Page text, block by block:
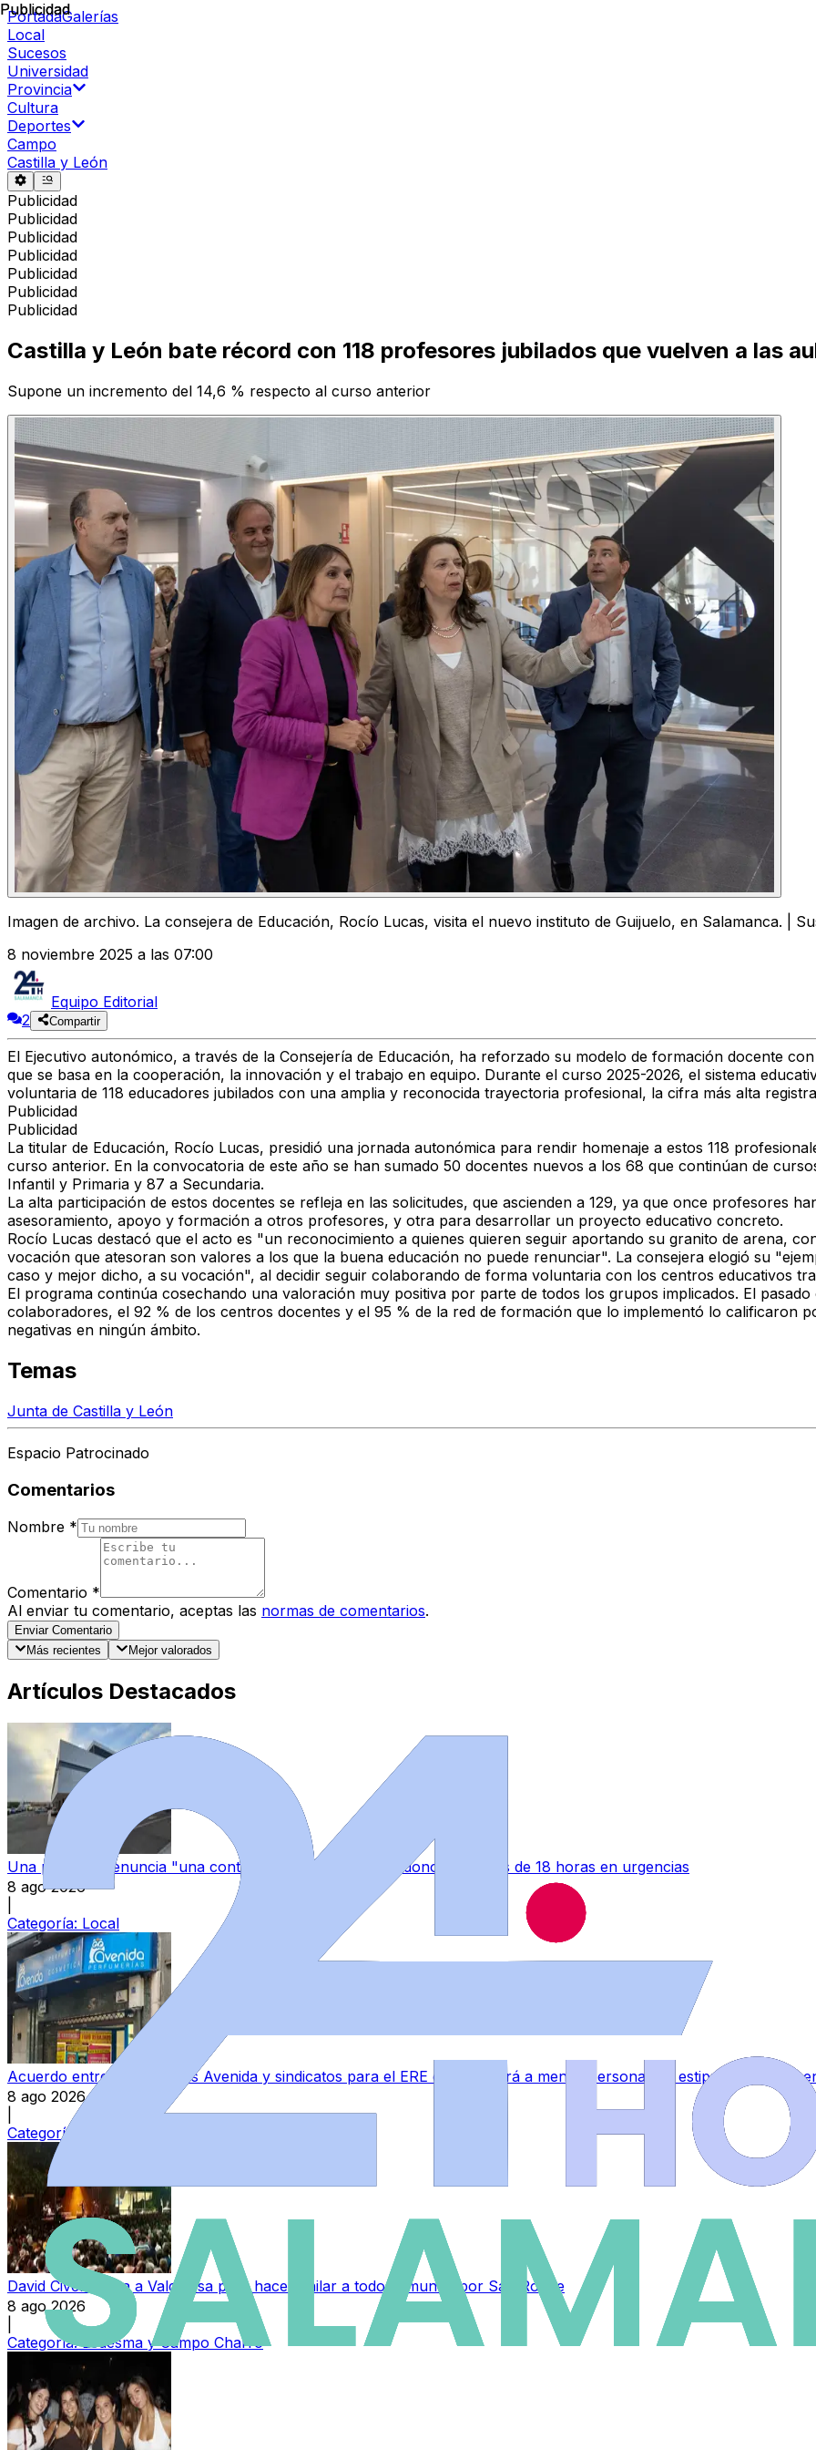
PortadaGalerías
Local
Sucesos
Universidad
Provincia
Cultura
Deportes
Campo
Castilla y León
Publicidad
Publicidad
Publicidad
Publicidad
Publicidad
Publicidad
Publicidad
Publicidad
Castilla y León bate récord con 118 profesores jubilados que vuelven a las
Supone un incremento del 14,6 % respecto al curso anterior
Imagen de archivo. La consejera de Educación, Rocío Lucas, visita el nuevo instituto de Guijuelo, en Salamanca. |
8 noviembre 2025 a las 07:00
Equipo Editorial
2
Compartir
El Ejecutivo autonómico, a través de la Consejería de Educación, ha reforzado su modelo de formación docente
que se basa en la cooperación, la innovación y el trabajo en equipo. Durante el curso 2025-2026, el sistema
voluntaria de 118 educadores jubilados con una amplia y reconocida trayectoria profesional, la cifra más alta
Publicidad
Publicidad
La titular de Educación, Rocío Lucas, presidió una jornada autonómica para rendir homenaje a estos 118
curso anterior. En la convocatoria de este año se han sumado 50 docentes nuevos a los 68 que continúan de
Infantil y Primaria y 87 a Secundaria.
La alta participación de estos docentes se refleja en las solicitudes, que ascienden a 129, ya que once profesores
asesoramiento, apoyo y formación a otros profesores, y otra para desarrollar un proyecto educativo concreto.
Rocío Lucas destacó que el acto es "un reconocimiento a quienes quieren seguir aportando su granito de arena,
vocación que atesoran son valores a los que la buena educación no puede renunciar". La consejera elogió su
caso y mejor dicho, a su vocación", al decidir seguir colaborando de forma voluntaria con los centros educativos
El programa continúa cosechando una valoración muy positiva por parte de todos los grupos implicados. El
colaboradores, el 92 % de los centros docentes y el 95 % de la red de formación que lo implementó lo calificaron
negativas en ningún ámbito.
Temas
Junta de Castilla y León
Espacio Patrocinado
Comentarios
Nombre *
Comentario *
Al enviar tu comentario, aceptas las normas de comentarios.
Enviar Comentario
Más recientes
Mejor valorados
Artículos Destacados
Una paciente denuncia "una continua sensación de abandono" tras más de 18 horas en urgencias
8 ago 2026
Categoría: Local
Acuerdo entre Perfumerías Avenida y sindicatos para el ERE que afectará a menos personal del estipulado
8 ago 2026
Categoría:
David Civera llega a Valdelosa para hacer bailar a todo el mundo por San Roque
8 ago 2026
Categoría: Ledesma y Campo Charro
Publicidad